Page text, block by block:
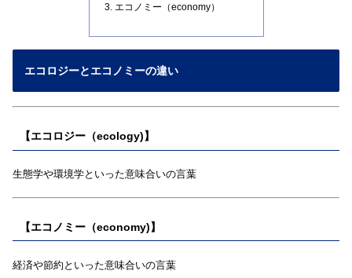
エコノミー（economy）
エコロジーとエコノミーの違い
【エコロジー（ecology)】
生態学や環境学といった意味合いの言葉
【エコノミー（economy)】
経済や節約といった意味合いの言葉